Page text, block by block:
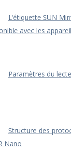
L’étiquette SUN
avec les
Paramètres du
Structure des
Nano